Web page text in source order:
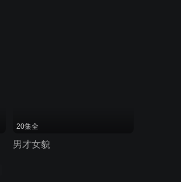
20集全
男才女貌